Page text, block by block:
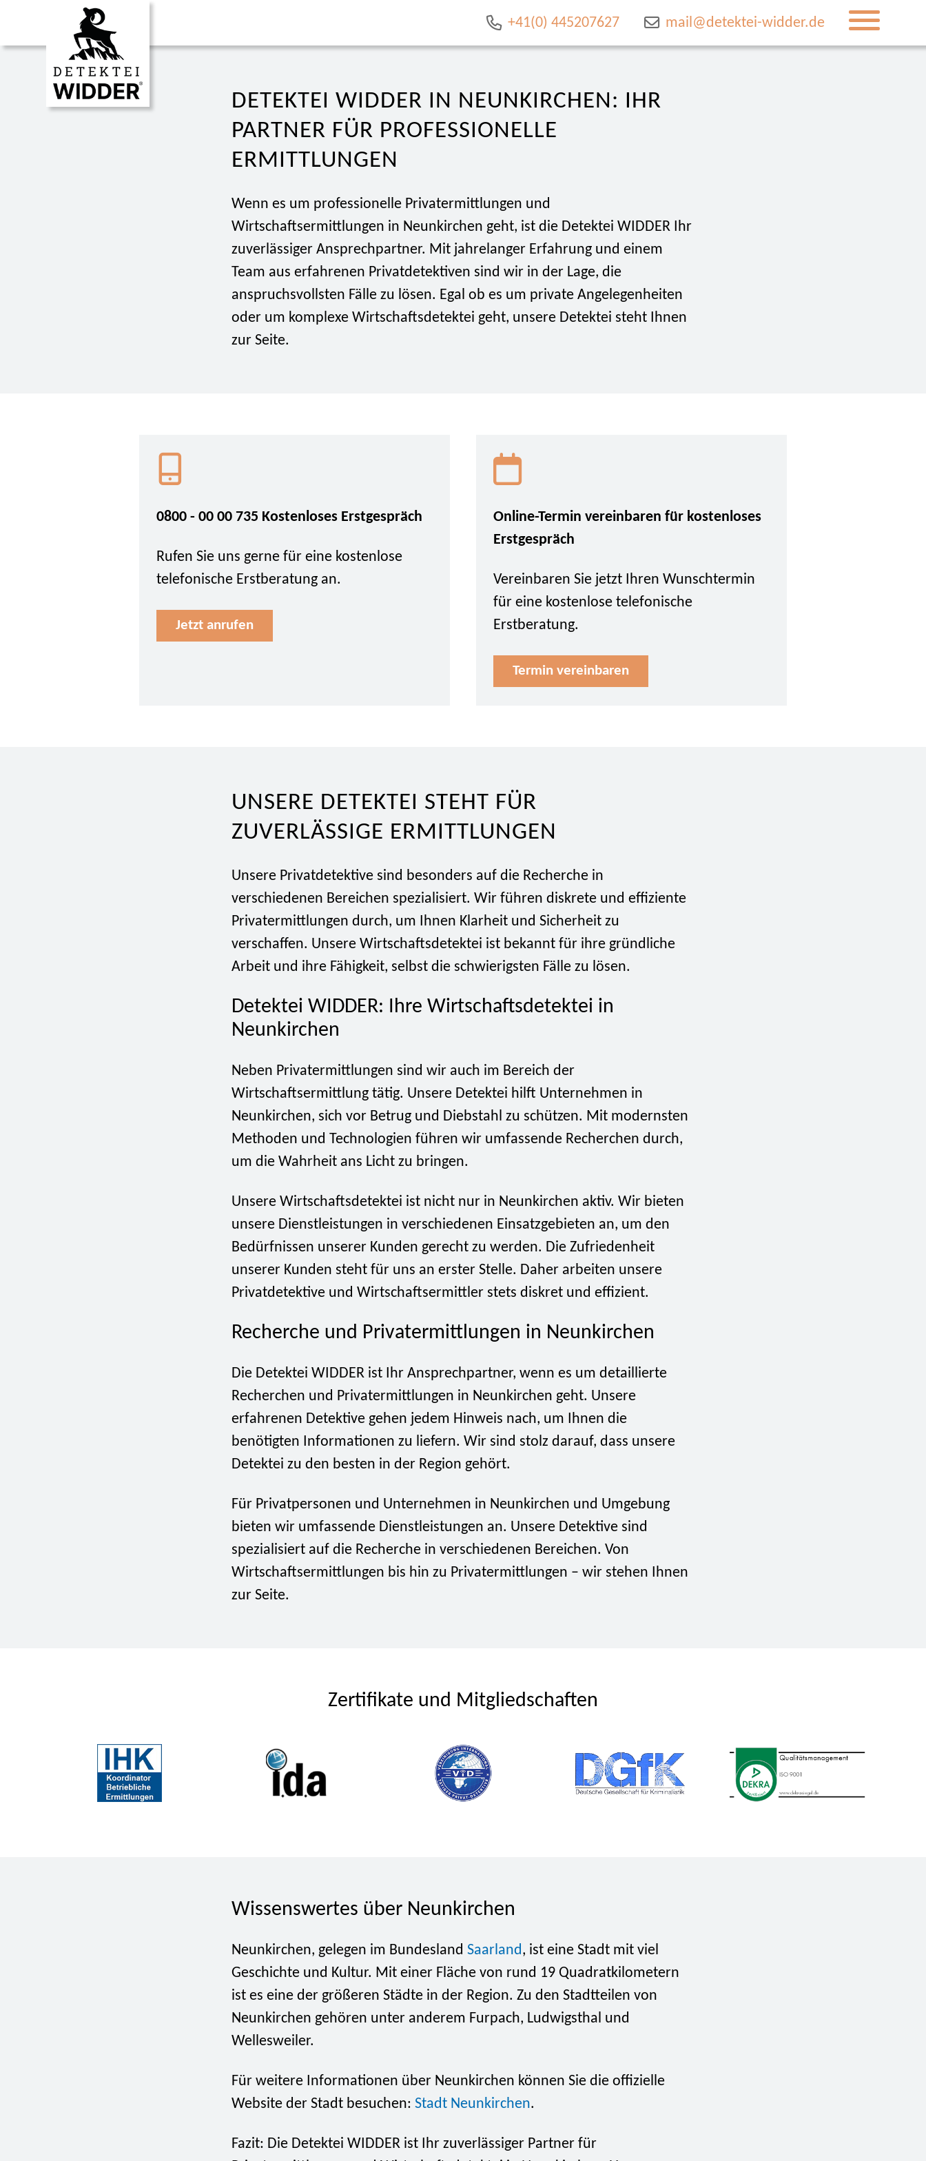
+41(0) 445207627 mail@detektei-widder.de
DETEKTEI WIDDER IN NEUNKIRCHEN: IHR
PARTNER FÜR PROFESSIONELLE
ERMITTLUNGEN
Wenn es um professionelle Privatermittlungen und
Wirtschaftsermittlungen in Neunkirchen geht, ist die Detektei WIDDER Ihr
zuverlässiger Ansprechpartner. Mit jahrelanger Erfahrung und einem
Team aus erfahrenen Privatdetektiven sind wir in der Lage, die
anspruchsvollsten Fälle zu lösen. Egal ob es um private Angelegenheiten
oder um komplexe Wirtschaftsdetektei geht, unsere Detektei steht Ihnen
zur Seite.
0800 - 00 00 735 Kostenloses Erstgespräch
Rufen Sie uns gerne für eine kostenlose
telefonische Erstberatung an.
Jetzt anrufen
Online-Termin vereinbaren für kostenloses
Erstgespräch
Vereinbaren Sie jetzt Ihren Wunschtermin
für eine kostenlose telefonische
Erstberatung.
Termin vereinbaren
UNSERE DETEKTEI STEHT FÜR
ZUVERLÄSSIGE ERMITTLUNGEN
Unsere Privatdetektive sind besonders auf die Recherche in
verschiedenen Bereichen spezialisiert. Wir führen diskrete und effiziente
Privatermittlungen durch, um Ihnen Klarheit und Sicherheit zu
verschaffen. Unsere Wirtschaftsdetektei ist bekannt für ihre gründliche
Arbeit und ihre Fähigkeit, selbst die schwierigsten Fälle zu lösen.
Detektei WIDDER: Ihre Wirtschaftsdetektei in
Neunkirchen
Neben Privatermittlungen sind wir auch im Bereich der
Wirtschaftsermittlung tätig. Unsere Detektei hilft Unternehmen in
Neunkirchen, sich vor Betrug und Diebstahl zu schützen. Mit modernsten
Methoden und Technologien führen wir umfassende Recherchen durch,
um die Wahrheit ans Licht zu bringen.
Unsere Wirtschaftsdetektei ist nicht nur in Neunkirchen aktiv. Wir bieten
unsere Dienstleistungen in verschiedenen Einsatzgebieten an, um den
Bedürfnissen unserer Kunden gerecht zu werden. Die Zufriedenheit
unserer Kunden steht für uns an erster Stelle. Daher arbeiten unsere
Privatdetektive und Wirtschaftsermittler stets diskret und effizient.
Recherche und Privatermittlungen in Neunkirchen
Die Detektei WIDDER ist Ihr Ansprechpartner, wenn es um detaillierte
Recherchen und Privatermittlungen in Neunkirchen geht. Unsere
erfahrenen Detektive gehen jedem Hinweis nach, um Ihnen die
benötigten Informationen zu liefern. Wir sind stolz darauf, dass unsere
Detektei zu den besten in der Region gehört.
Für Privatpersonen und Unternehmen in Neunkirchen und Umgebung
bieten wir umfassende Dienstleistungen an. Unsere Detektive sind
spezialisiert auf die Recherche in verschiedenen Bereichen. Von
Wirtschaftsermittlungen bis hin zu Privatermittlungen – wir stehen Ihnen
zur Seite.
Zertifikate und Mitgliedschaften
Wissenswertes über Neunkirchen
Neunkirchen, gelegen im Bundesland Saarland, ist eine Stadt mit viel
Geschichte und Kultur. Mit einer Fläche von rund 19 Quadratkilometern
ist es eine der größeren Städte in der Region. Zu den Stadtteilen von
Neunkirchen gehören unter anderem Furpach, Ludwigsthal und
Wellesweiler.
Für weitere Informationen über Neunkirchen können Sie die offizielle
Website der Stadt besuchen: Stadt Neunkirchen.
Fazit: Die Detektei WIDDER ist Ihr zuverlässiger Partner für